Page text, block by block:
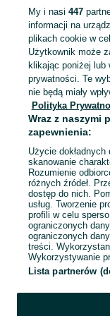
KATEGORIA
Mapa kategorii
Mapa miejscowości
Mapa ministron
Popularne
My i nasi 447
informacji na
plikach cookie w
Użytkownik może
klikając poniżej lub
prywatności. Te
nie będą miały
Polityka
Wraz z naszymi
zapewnienia:
Użycie
skanowanie
Rozumienie
różnych źródeł.
dostęp do nich.
usług. Tworzenie
profili w celu
ograniczonych
ograniczonych
treści.
Wykorzystywanie
Lista partnerów